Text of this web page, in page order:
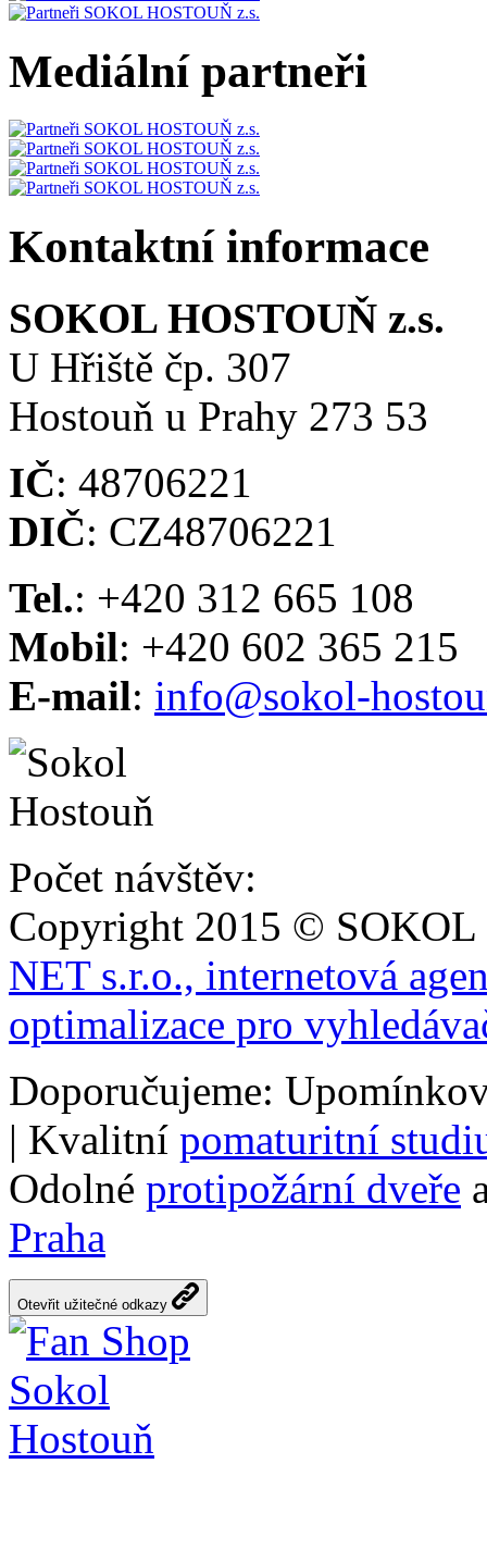
Mediální partneři
Kontaktní informace
SOKOL HOSTOUŇ z.s.
U Hřiště čp. 307
Hostouň u Prahy 273 53
IČ: 48706221
DIČ: CZ48706221
Tel.: +420 312 665 108
Mobil: +420 602 365 215
E-mail: info@sokol-
Počet návštěv:
Copyright 2015 ©
NET s.r.o., internetová
optimalizace pro
Doporučujeme:
| Kvalitní pomaturitní
Odolné protipožární dveře
Praha
Otevřit užitečné odkazy